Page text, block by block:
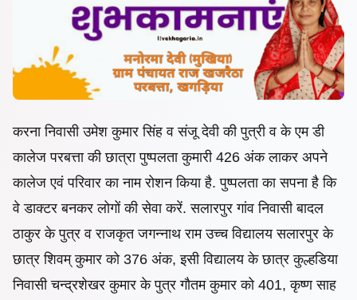
करना निवासी उमेश कुमार सिंह व संजू देवी की पुत्री व के एम डी
कालेज परबत्ता की छात्रा पुष्पलता कुमारी 426 अंक लाकर अपने
कालेज एवं परिवार का नाम रोशन किया है. पुष्पलता का सपना है कि
वे डाक्टर बनकर लोगों की सेवा करें. सलारपुर गांव निवासी बादल
ठाकुर के पुत्र व राजकृत जगन्नाथ राम उच्च विद्यालय सलारपुर के
छात्र शिवम् कुमार को 376 अंक, इसी विद्यालय के छात्र कुल्हडिया
निवासी चन्द्रशेखर कुमार के पुत्र गौतम कुमार को 401, कृष्ण साह